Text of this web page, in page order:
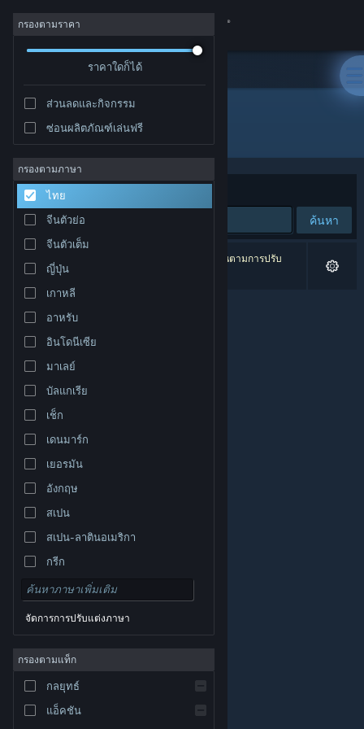
เข้าสู่ระบบ
ชุมชน
เกี่ยวกับ
ฝ่ายสนับสนุน
เปลี่ยนภาษา
รับแอป Steam แบบพกพา
ชมเว็บไซต์สำหรับเดสก์ท็อป
© Valve Corporation สงวนลิขสิทธิ์ เครื่องหมายการค้า
และประเทศอื่น
นโยบายความเป็นส่วนตัว
การช่วยการเข้าถึง|
Steam| การคืนเงิน
กรองตามราคา
ราคาใดก็ได้
ส่วนลดและกิจกรรม
ซ่อนผลิตภัณฑ์เล่นฟรี
กรองตามภาษา
ไทย
จีนตัวย่อ
จีนตัวเต็ม
ญี่ปุ่น
เกาหลี
อาหรับ
อินโดนีเซีย
มาเลย์
บัลแกเรีย
เช็ก
เดนมาร์ก
เยอรมัน
อังกฤษ
สเปน
สเปน-ลาตินอเมริกา
กรีก
จัดการการปรับแต่งภาษา
กรองตามแท็ก
กลยุทธ์
แอ็คชัน
ผู้พัฒนา: THETABLE Z
จัดเรียงตาม
ค้นหา
0 ผลลัพธ์ตรงกับที่คุณค้นหา 3 ผลิตภัณฑ์ได้ถูกละเว้นตามการปรับ
แต่งของคุณ